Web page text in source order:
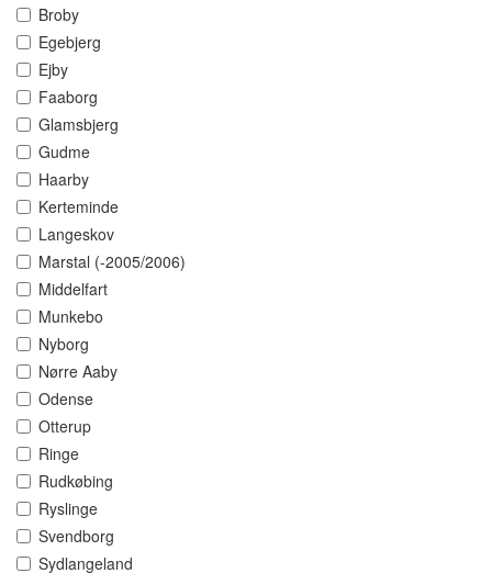
Broby
Egebjerg
Ejby
Faaborg
Glamsbjerg
Gudme
Haarby
Kerteminde
Langeskov
Marstal (-2005/2006)
Middelfart
Munkebo
Nyborg
Nørre Aaby
Odense
Otterup
Ringe
Rudkøbing
Ryslinge
Svendborg
Sydlangeland